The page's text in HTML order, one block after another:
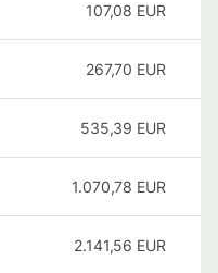
107,08 EUR
267,70 EUR
535,39 EUR
1.070,78 EUR
2.141,56 EUR